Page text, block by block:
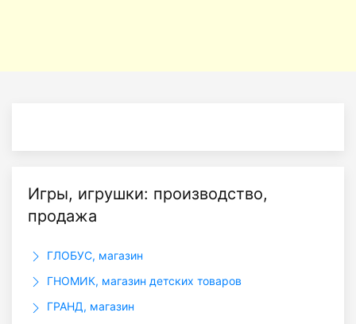
Игры, игрушки: производство,
продажа
ГЛОБУС, магазин
ГНОМИК, магазин детских товаров
ГРАНД, магазин